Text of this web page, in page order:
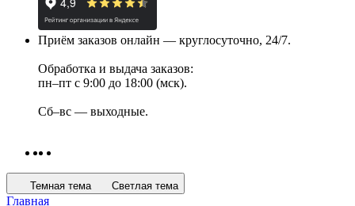
Приём заказов онлайн — круглосуточно, 24/7.
Обработка и выдача заказов:
пн–пт с 9:00 до 18:00 (мск).
Сб–вс — выходные.
Темная тема Светлая тема
Главная